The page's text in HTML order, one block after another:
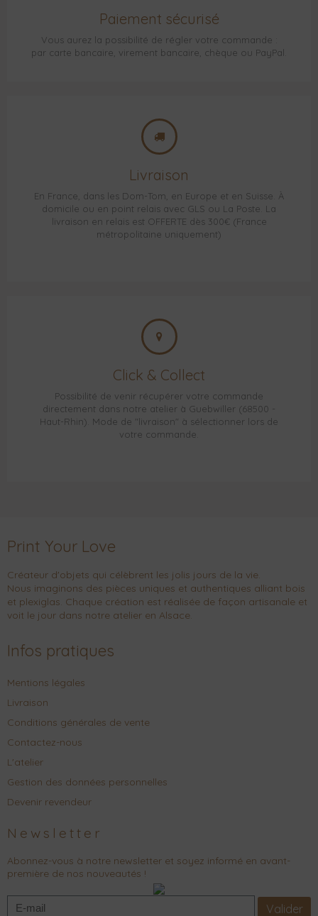
Paiement sécurisé
Vous aurez la possibilité de régler votre commande :
par carte bancaire, virement bancaire, chèque ou PayPal.
Livraison
En France, dans les Dom-Tom, en Europe et en Suisse. À
domicile ou en point relais avec GLS ou La Poste. La
livraison en relais est OFFERTE dès 300€ (France
métropolitaine uniquement)
Click & Collect
Possibilité de venir récupérer votre commande
directement dans notre atelier à Guebwiller (68500 -
Haut-Rhin). Mode de "livraison" à sélectionner lors de
votre commande.
Print Your Love
Créateur d'objets qui célèbrent les jolis jours de la vie.
Nous imaginons des pièces uniques et authentiques alliant bois
et plexiglas. Chaque création est réalisée de façon artisanale et
voit le jour dans notre atelier en Alsace.
Infos pratiques
Mentions légales
Livraison
Conditions générales de vente
Contactez-nous
L'atelier
Gestion des données personnelles
Devenir revendeur
Newsletter
Abonnez-vous à notre newsletter et soyez informé en avant-
première de nos nouveautés !
Valider